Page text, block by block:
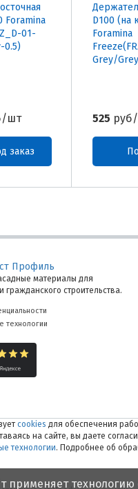
Foramina
01-
0.5)
шт
заказ
D100 (на
Foramina
Grey/
525
материалы для
строительства.
технологии
cookies для обеспечения
на сайте, вы даете
технологии. Подробнее об
применяет